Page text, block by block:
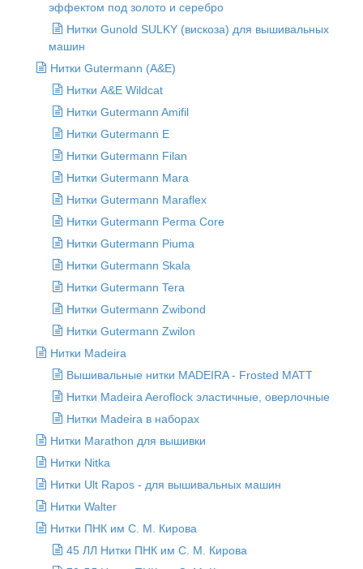
эффектом под золото и серебро
Нитки Gunold SULKY (вискоза) для вышивальных
машин
Нитки Gutermann (A&E)
Нитки A&E Wildcat
Нитки Gutermann Amifil
Нитки Gutermann E
Нитки Gutermann Filan
Нитки Gutermann Mara
Нитки Gutermann Maraflex
Нитки Gutermann Perma Core
Нитки Gutermann Piuma
Нитки Gutermann Skala
Нитки Gutermann Tera
Нитки Gutermann Zwibond
Нитки Gutermann Zwilon
Нитки Madeira
Вышивальные нитки MADEIRA - Frosted MATT
Нитки Madeira Aeroflock эластичные, оверлочные
Нитки Madeira в наборах
Нитки Marathon для вышивки
Нитки Nitka
Нитки Ult Rapos - для вышивальных машин
Нитки Walter
Нитки ПНК им С. М. Кирова
45 ЛЛ Нитки ПНК им С. М. Кирова